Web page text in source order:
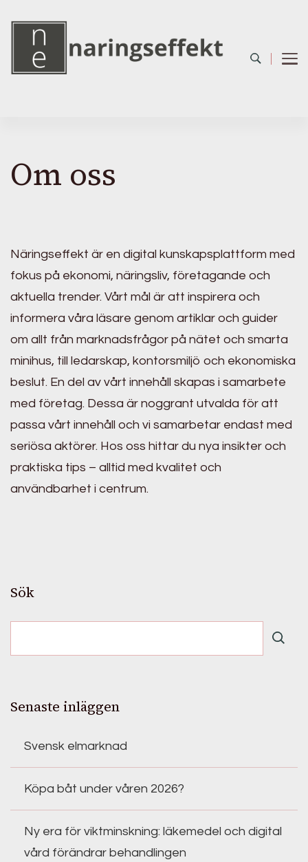
Om oss
Näringseffekt är en digital kunskapsplattform med
fokus på ekonomi, näringsliv, företagande och
aktuella trender. Vårt mål är att inspirera och
informera våra läsare genom artiklar och guider
om allt från marknadsfrågor på nätet och smarta
minihus, till ledarskap, kontorsmiljö och ekonomiska
beslut. En del av vårt innehåll skapas i samarbete
med företag. Dessa är noggrant utvalda för att
passa vårt innehåll och vi samarbetar endast med
seriösa aktörer. Hos oss hittar du nya insikter och
praktiska tips – alltid med kvalitet och
användbarhet i centrum.
Sök
Senaste inläggen
Svensk elmarknad
Köpa båt under våren 2026?
Ny era för viktminskning: läkemedel och digital
vård förändrar behandlingen